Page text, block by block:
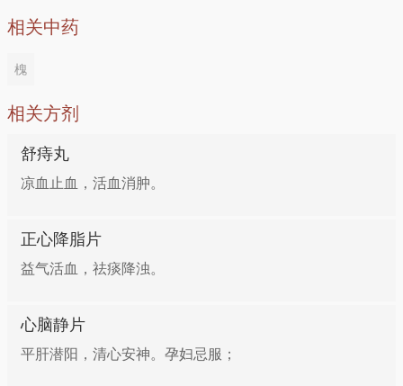
生大黄4克，槐花30克，绿茶2克，蜂蜜15克。生大黄
中加槐花，绿茶，加水煮沸，倒入生大黄药汁，离火拌
入蜂蜜。早晚2次分服。适于大肠癌引起的便血。
清热利湿——槐花清蒸鱼
3-5刀，放入沙锅，加葱白7小段，姜片20克，蒜片20
净的槐花15克，加味精，香油少许调味即可。
相关中药
槐
相关方剂
舒痔丸
凉血止血，活血消肿。
正心降脂片
益气活血，祛痰降浊。
心脑静片
平肝潜阳，清心安神。孕妇忌服；